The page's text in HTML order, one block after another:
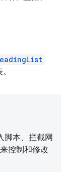
脚本、拦截网
控制和修改